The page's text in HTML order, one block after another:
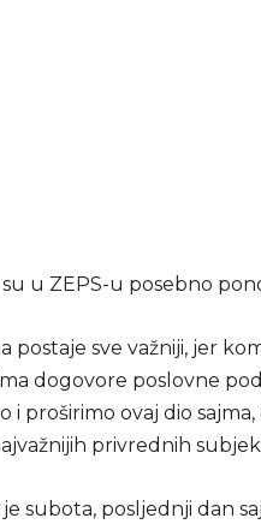
u ZEPS-u posebno
postaje sve važniji, jer
dogovore poslovne
proširimo ovaj dio sajma,
privrednih
subota, posljednji dan